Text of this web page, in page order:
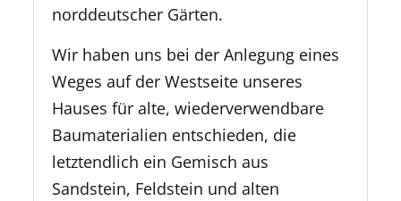
norddeutscher Gärten.
Wir haben uns bei der Anlegung eines
Weges auf der Westseite unseres
Hauses für alte, wiederverwendbare
Baumaterialien entschieden, die
letztendlich ein Gemisch aus
Sandstein, Feldstein und alten